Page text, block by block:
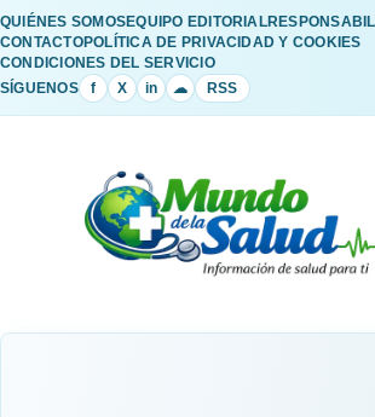
QUIÉNES SOMOSEQUIPO EDITORIAL
CONTACTOPOLÍTICA DE PRIVACIDAD Y COOKIES
CONDICIONES DEL SERVICIO
SÍGUENOS
f X in ☁ RSS